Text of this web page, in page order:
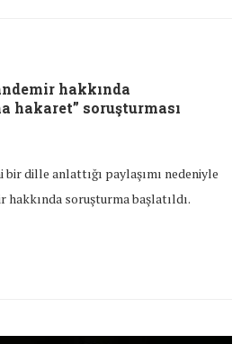
hakkında
hakaret” soruşturması
dille anlattığı paylaşımı nedeniyle
hakkında soruşturma başlatıldı.